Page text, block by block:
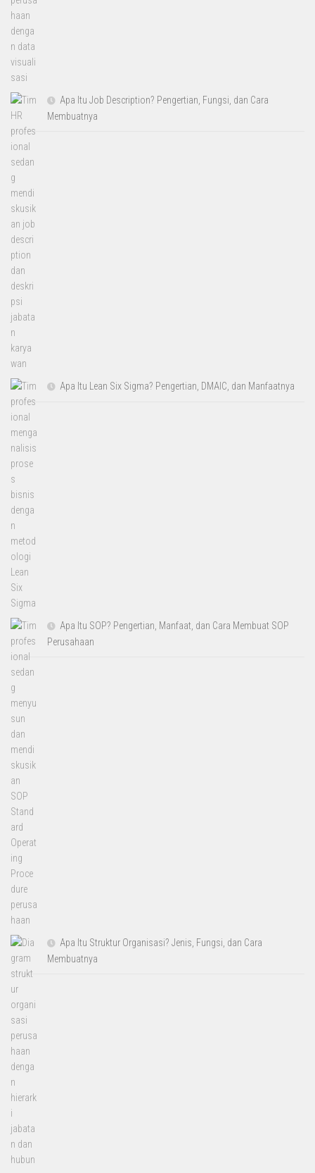
Apa Itu Job Description? Pengertian, Fungsi, dan Cara
Membuatnya
Apa Itu Lean Six Sigma? Pengertian, DMAIC, dan Manfaatnya
Apa Itu SOP? Pengertian, Manfaat, dan Cara Membuat SOP
Perusahaan
Apa Itu Struktur Organisasi? Jenis, Fungsi, dan Cara
Membuatnya